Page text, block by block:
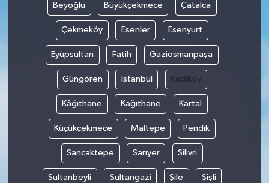
Beyoğlu Büyükçekmece Çatalca
Çekmeköy Esenler Esenyurt
Eyüpsultan Fatih Gaziosmanpaşa
Güngören Istanbul Kadıköy
Kâğıthane Kağıthane Kartal
Küçükçekmece Maltepe Pendik
Sancaktepe Sarıyer Silivri
Sultanbeyli Sultangazi Şile Şişli